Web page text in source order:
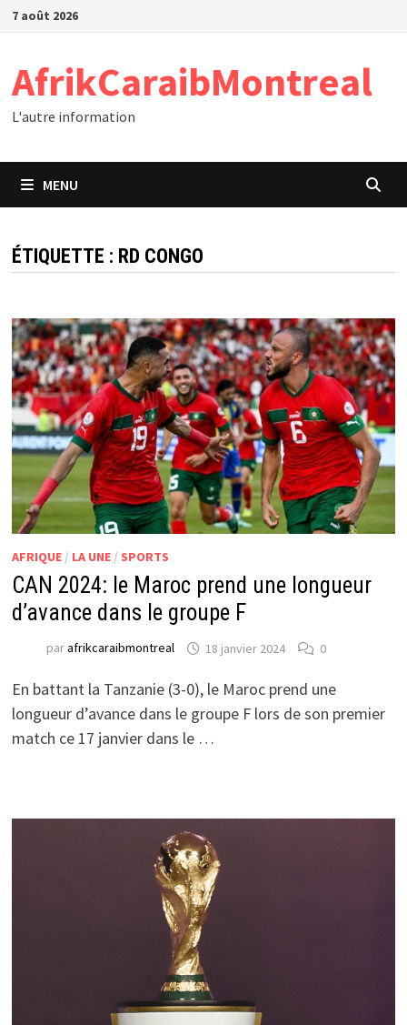
Passer
7 août 2026
AfrikCaraibMontreal
L'autre information
MENU
ÉTIQUETTE : RD CONGO
AFRIQUE/ LA UNE/ SPORTS
CAN 2024: le Maroc prend une longueur
d’avance dans le groupe F
parafrikcaraibmontreal 18 janvier 2024 0
En battant la Tanzanie (3-0), le Maroc prend une
longueur d’avance dans le groupe F lors de son premier
match ce 17 janvier dans le …